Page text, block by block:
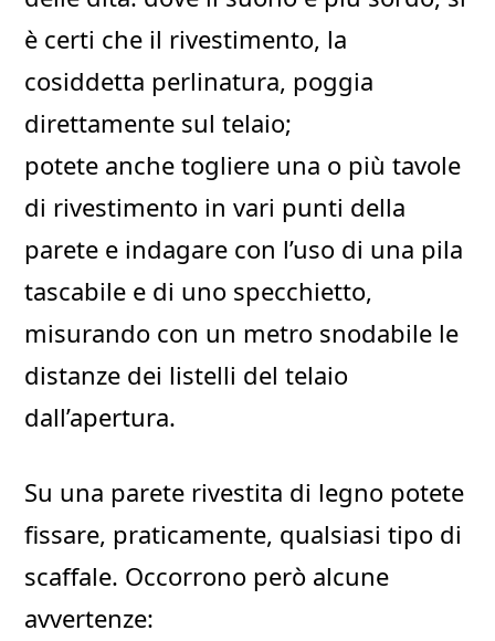
è certi che il rivestimento, la
cosiddetta perlinatura, poggia
direttamente sul telaio;
potete anche togliere una o più tavole
di rivestimento in vari punti della
parete e indagare con l’uso di una pila
tascabile e di uno specchietto,
misurando con un metro snodabile le
distanze dei listelli del telaio
dall’apertura.
Su una parete rivestita di legno potete
fissare, praticamente, qualsiasi tipo di
scaffale. Occorrono però alcune
avvertenze: